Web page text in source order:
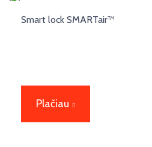
Smart lock SMARTair™
Plačiau